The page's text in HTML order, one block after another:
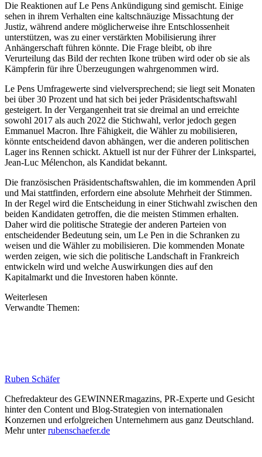
Die Reaktionen auf Le Pens Ankündigung sind gemischt. Einige
sehen in ihrem Verhalten eine kaltschnäuzige Missachtung der
Justiz, während andere möglicherweise ihre Entschlossenheit
unterstützen, was zu einer verstärkten Mobilisierung ihrer
Anhängerschaft führen könnte. Die Frage bleibt, ob ihre
Verurteilung das Bild der rechten Ikone trüben wird oder ob sie als
Kämpferin für ihre Überzeugungen wahrgenommen wird.
Le Pens Umfragewerte sind vielversprechend; sie liegt seit Monaten
bei über 30 Prozent und hat sich bei jeder Präsidentschaftswahl
gesteigert. In der Vergangenheit trat sie dreimal an und erreichte
sowohl 2017 als auch 2022 die Stichwahl, verlor jedoch gegen
Emmanuel Macron. Ihre Fähigkeit, die Wähler zu mobilisieren,
könnte entscheidend davon abhängen, wer die anderen politischen
Lager ins Rennen schickt. Aktuell ist nur der Führer der Linkspartei,
Jean-Luc Mélenchon, als Kandidat bekannt.
Die französischen Präsidentschaftswahlen, die im kommenden April
und Mai stattfinden, erfordern eine absolute Mehrheit der Stimmen.
In der Regel wird die Entscheidung in einer Stichwahl zwischen den
beiden Kandidaten getroffen, die die meisten Stimmen erhalten.
Daher wird die politische Strategie der anderen Parteien von
entscheidender Bedeutung sein, um Le Pen in die Schranken zu
weisen und die Wähler zu mobilisieren. Die kommenden Monate
werden zeigen, wie sich die politische Landschaft in Frankreich
entwickeln wird und welche Auswirkungen dies auf den
Kapitalmarkt und die Investoren haben könnte.
Weiterlesen
Verwandte Themen:
Ruben Schäfer
Chefredakteur des GEWINNERmagazins, PR-Experte und Gesicht
hinter den Content und Blog-Strategien von internationalen
Konzernen und erfolgreichen Unternehmern aus ganz Deutschland.
Mehr unterrubenschaefer.de